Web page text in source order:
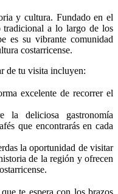
y cultura. Fundado en el
a lo largo de los
es su vibrante comunidad
costarricense.
de tu visita incluyen:
excelente de recorrer el
la deliciosa gastronomía
que encontrarás en cada
la oportunidad de visitar
de la región y ofrecen